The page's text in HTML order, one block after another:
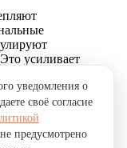
усиливает
клеток.
связи
обеспечивая
что приводит к
уведомления о
своё согласие
предусмотрено